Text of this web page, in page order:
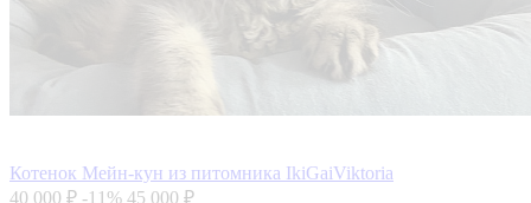
Котенок Мейн-кун из питомника IkiGaiViktoria
40 000 ₽ -11% 45 000 ₽